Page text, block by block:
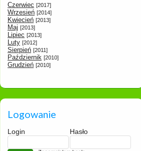
Czerwiec [2017]
Wrzesień [2014]
Kwiecień [2013]
Maj [2013]
Lipiec [2013]
Luty [2012]
Sierpień [2011]
Październik [2010]
Grudzień [2010]
Logowanie
Login Hasło